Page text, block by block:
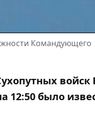
Командующего
войск
12:50 было